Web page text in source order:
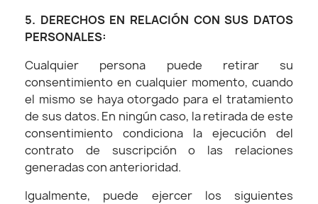
5. DERECHOS EN RELACIÓN CON SUS DATOS
PERSONALES:
Cualquier persona puede retirar su
consentimiento en cualquier momento, cuando
el mismo se haya otorgado para el tratamiento
de sus datos. En ningún caso, la retirada de este
consentimiento condiciona la ejecución del
contrato de suscripción o las relaciones
generadas con anterioridad.
Igualmente, puede ejercer los siguientes